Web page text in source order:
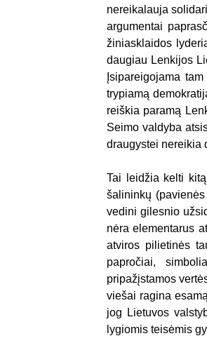
nereikalauja
argumentai
žiniasklaidos
daugiau Lenkijos
Įsipareigojama
trypiamą
reiškia paramą
Seimo valdyba
draugystei nereikia
Tai leidžia kelti
šalininkų
vedini gilesnio
nėra elementarus
atviros pilietinės
papročiai,
pripažįstamos
viešai ragina
jog Lietuvos
lygiomis teisėmis